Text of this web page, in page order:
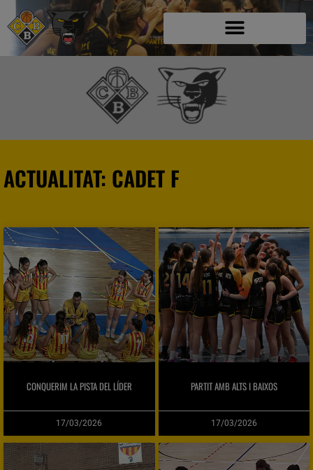
ACTUALITAT: CADET F
CONQUERIM LA PISTA DEL LÍDER
17/03/2026
PARTIT AMB ALTS I BAIXOS
17/03/2026